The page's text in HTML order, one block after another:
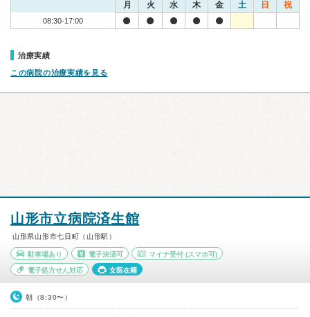
月 火 水 木 金 土 日 祝
08:30-17:00
治療実績
この病院の治療実績を見る
山形市立病院済生館
山形県山形市七日町（山形駅）
駐車場あり 電子決済可 マイナ受付 (スマホ可)
電子処方せん対応 女医在籍
朝（8:30〜）